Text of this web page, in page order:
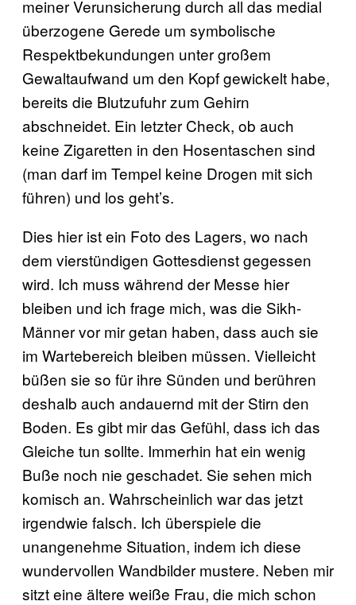
meiner Verunsicherung durch all das medial
überzogene Gerede um symbolische
Respektbekundungen unter großem
Gewaltaufwand um den Kopf gewickelt habe,
bereits die Blutzufuhr zum Gehirn
abschneidet. Ein letzter Check, ob auch
keine Zigaretten in den Hosentaschen sind
(man darf im Tempel keine Drogen mit sich
führen) und los geht’s.
Dies hier ist ein Foto des Lagers, wo nach
dem vierstündigen Gottesdienst gegessen
wird. Ich muss während der Messe hier
bleiben und ich frage mich, was die Sikh-
Männer vor mir getan haben, dass auch sie
im Wartebereich bleiben müssen. Vielleicht
büßen sie so für ihre Sünden und berühren
deshalb auch andauernd mit der Stirn den
Boden. Es gibt mir das Gefühl, dass ich das
Gleiche tun sollte. Immerhin hat ein wenig
Buße noch nie geschadet. Sie sehen mich
komisch an. Wahrscheinlich war das jetzt
irgendwie falsch. Ich überspiele die
unangenehme Situation, indem ich diese
wundervollen Wandbilder mustere. Neben mir
sitzt eine ältere weiße Frau, die mich schon